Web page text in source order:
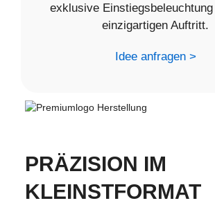
exklusive
einzigartigen Auftritt.
Idee anfragen >
PRÄZISION IM
KLEINSTFORMAT